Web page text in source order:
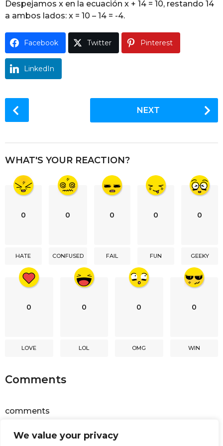
We value your privacy
g
o
Despejamos x en la ecuación x + 14 = 10, restando 14
a ambos lados: x = 10 – 14 = -4.
Facebook Twitter Pinterest
LinkedIn
o
P
NEXT
WHAT'S YOUR REACTION?
0
HATE
0
CONFUSED
0
FAIL
0
FUN
0
GEEKY
0
LOVE
0
LOL
0
OMG
0
WIN
Comments
comments
Facebook Comments